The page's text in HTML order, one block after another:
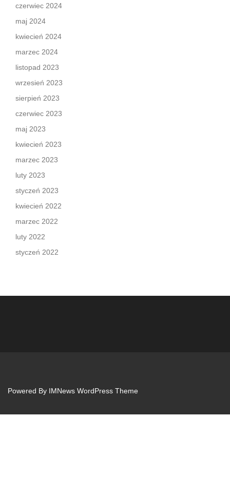
czerwiec 2024
maj 2024
kwiecień 2024
marzec 2024
listopad 2023
wrzesień 2023
sierpień 2023
czerwiec 2023
maj 2023
kwiecień 2023
marzec 2023
luty 2023
styczeń 2023
kwiecień 2022
marzec 2022
luty 2022
styczeń 2022
Powered By IMNews WordPress Theme